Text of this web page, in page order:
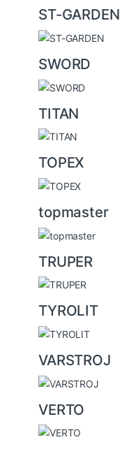
ST-GARDEN
SWORD
TITAN
TOPEX
topmaster
TRUPER
TYROLIT
VARSTROJ
VERTO